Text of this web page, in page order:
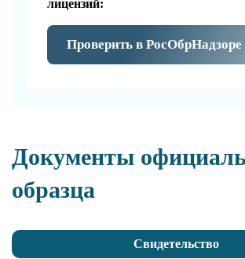
лицензий:
Проверить в РосОбрНадзоре
Документы
образца
Свидетельство